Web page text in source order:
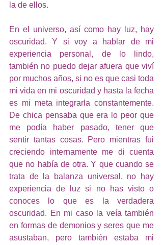
la de ellos.
En el universo, así como hay luz, hay
oscuridad. Y si voy a hablar de mi
experiencia personal, de lo lindo,
también no puedo dejar afuera que viví
por muchos años, si no es que casi toda
mi vida en mi oscuridad y hasta la fecha
es mi meta integrarla constantemente.
De chica pensaba que era lo peor que
me podía haber pasado, tener que
sentir tantas cosas. Pero mientras fui
creciendo internamente me di cuenta
que no había de otra. Y que cuando se
trata de la balanza universal, no hay
experiencia de luz si no has visto o
conoces lo que es la verdadera
oscuridad. En mi caso la veía también
en formas de demonios y seres que me
asustaban, pero también estaba mi